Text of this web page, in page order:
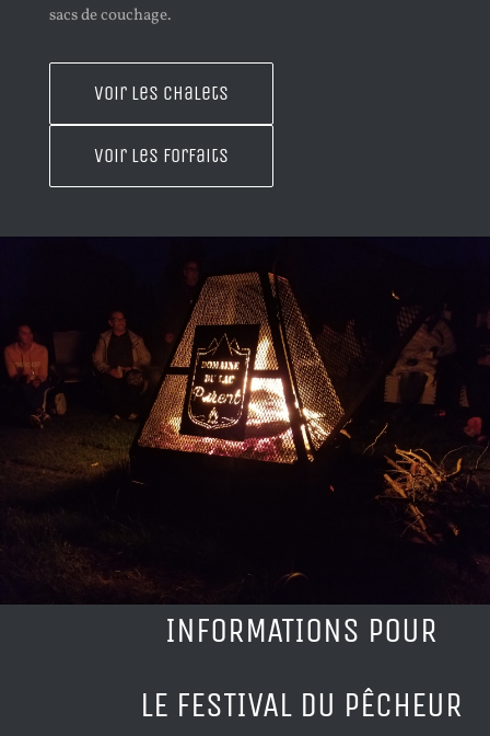
sacs de couchage.
Voir les chalets
Voir les forfaits
INFORMATIONS POUR
LE FESTIVAL DU PÊCHEUR